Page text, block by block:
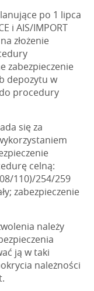
po 1 lipca
i AIS/IMPORT
złożenie
zabezpieczenie
depozytu w
procedury
się za
celną:
110)/254/259
zabezpieczenie
należy
ją w taki
należności